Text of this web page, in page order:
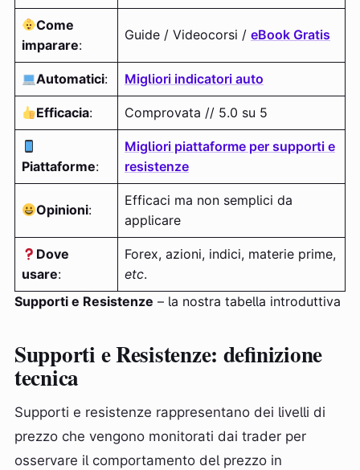
Come
imparare:
Guide / Videocorsi / eBook Gratis
Automatici: Migliori indicatori auto
Efficacia: Comprovata // 5.0 su 5
Piattaforme:
Migliori piattaforme per supporti e
resistenze
Opinioni:
Efficaci ma non semplici da
applicare
Dove
usare:
Forex, azioni, indici, materie prime,
etc.
Supporti e Resistenze – la nostra tabella introduttiva
Supporti e Resistenze: definizione
tecnica
Supporti e resistenze rappresentano dei livelli di
prezzo che vengono monitorati dai trader per
osservare il comportamento del prezzo in